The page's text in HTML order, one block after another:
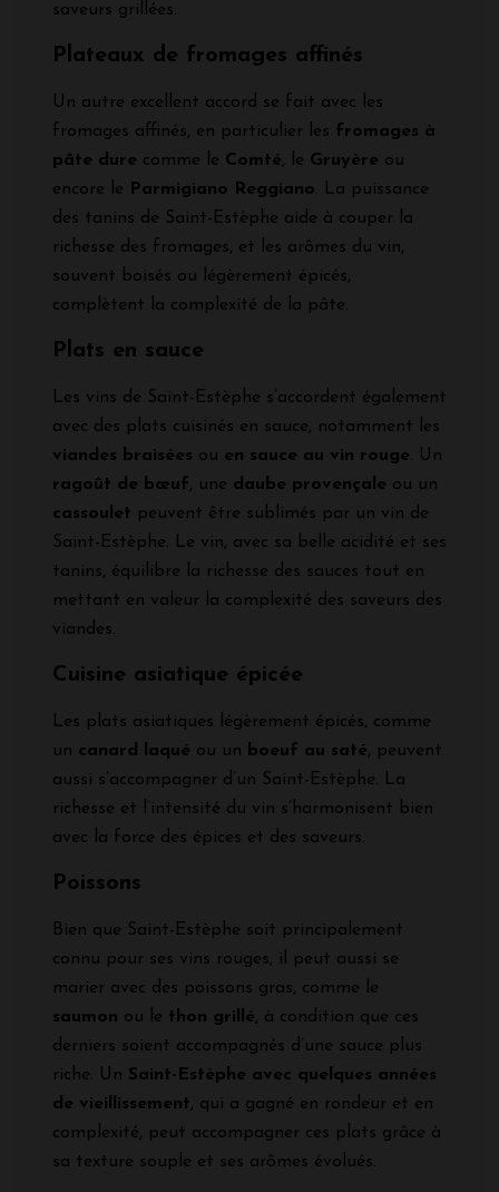
saveurs grillées.
Plateaux de fromages affinés
Un autre excellent accord se fait avec les
fromages affinés, en particulier les fromages à
pâte dure comme le Comté, le Gruyère ou
encore le
Parmigiano Reggiano. La puissance
des tanins de Saint-Estèphe aide à couper la
richesse des fromages, et les arômes du vin,
souvent boisés ou légèrement épicés,
complètent la complexité de la pâte.
Plats en sauce
Les vins de Saint-Estèphe s’accordent également
avec des plats cuisinés en sauce, notamment les
viandes braisées ou en sauce au vin rouge. Un
ragoût de bœuf, une daube provençale ou un
cassoulet peuvent être sublimés par un vin de
Saint-Estèphe. Le vin, avec sa belle acidité et ses
tanins, équilibre la richesse des sauces tout en
mettant en valeur la complexité des saveurs des
viandes.
Cuisine asiatique épicée
Les plats asiatiques légèrement épicés, comme
un canard laqué ou un boeuf au saté, peuvent
aussi s’accompagner d’un Saint-Estèphe. La
richesse et l’intensité du vin s’harmonisent bien
avec la force des épices et des saveurs.
Poissons
Bien que Saint-Estèphe soit principalement
connu pour ses vins rouges, il peut aussi se
marier avec des poissons gras, comme le
saumon ou le thon grillé, à condition que ces
derniers soient accompagnés d’une sauce plus
riche. Un Saint-Estèphe avec quelques années
de vieillissement, qui a gagné en rondeur et en
complexité, peut accompagner ces plats grâce à
sa texture souple et ses arômes évolués.